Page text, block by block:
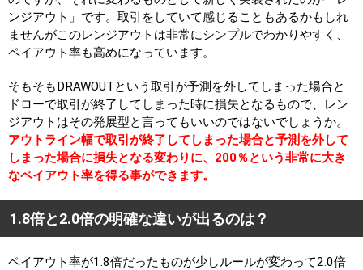
ンジアウト」です。取引をしていて感じることもあるかもしれ
ませんがこのレンジアウトは非常にシンプルでわかりやすく、
ペイアウト率も高めになっています。
そもそもDRAWOUTという取引が予測を外してしまった場合と
ドローで取引が終了してしまった時に損失となるもので、レン
ジアウトはその発展型と言ってもいいのではないでしょうか。
アウトライン幅で取引が終了してしまった場合と予測を外して
しまった場合に損失となる変わりに、200％という非常に大き
なペイアウト率を得る事ができます。
1.8倍と2.0倍の明確な違いが出るのは？
ペイアウト率が1.8倍だったものが少しルールが変わって2.0倍